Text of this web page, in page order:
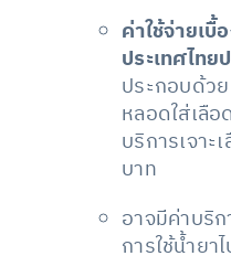
ค่าใช้จ่ายเบื้
ประเทศไท
ประกอบด้ว
หลอดใส่เลื
บริการเจาะ
บาท
อาจมีค่าบริ
การใช้น้ำยา